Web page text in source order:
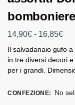
14,90€ - 16,85€
Il salvadanaio gufo
in tre diversi decori
per i grandi.
CONFEZIONE: No